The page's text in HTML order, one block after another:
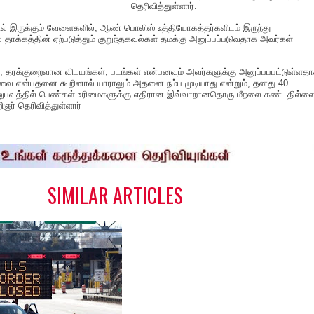
தெரிவித்துள்ளார்.
இருக்கும் வேளைகளில், ஆண் பொலிஸ் உத்தியோகத்தர்களிடம் இருந்து
ஏற்படுத்தும் குறுந்தகவல்கள் தமக்கு அனுப்பப்படுவதாக அவர்கள்
தரக்குறைவான விடயங்கள், படங்கள் என்பனவும் அவர்களுக்கு
என்பதனை கூறினால் யாராலும் அதனை நம்ப முடியாது என்றும், தனது 40
பெண்கள் உரிமைகளுக்கு எதிரான இவ்வாறானதொரு மீறலை
தெரிவித்துள்ளார்
SIMILAR ARTICLES